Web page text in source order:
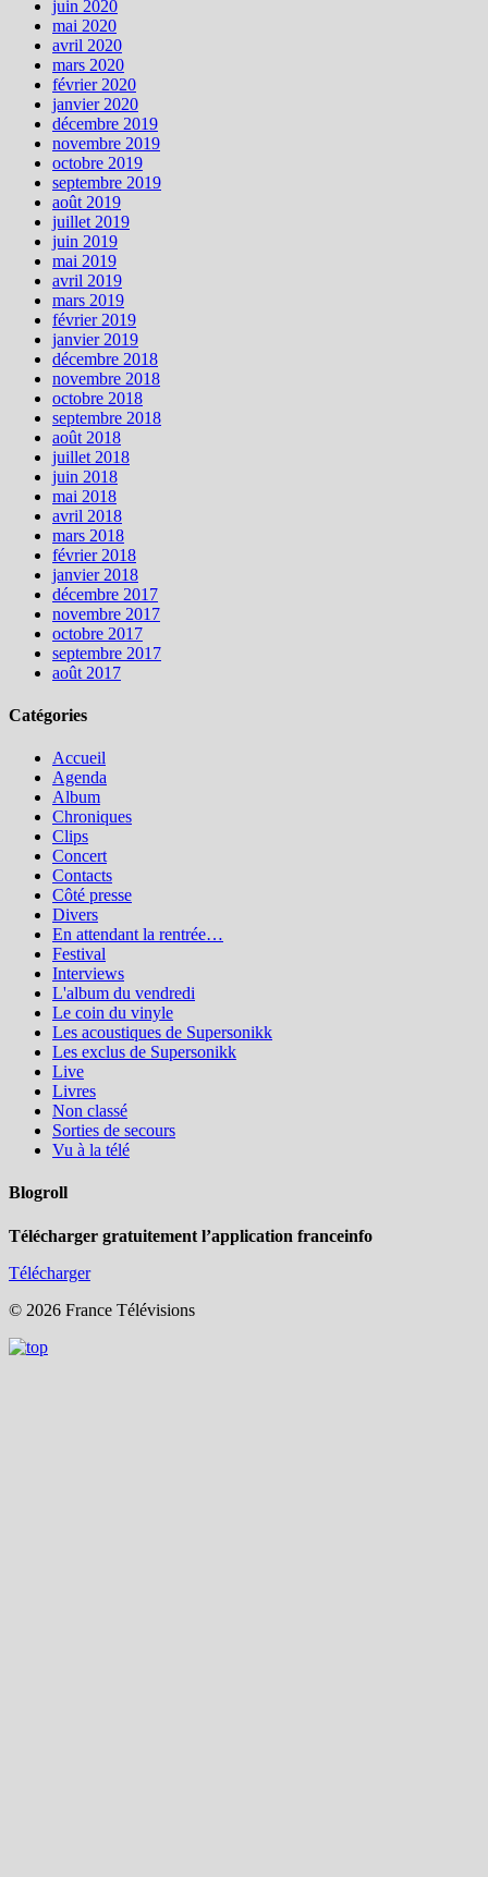
juin 2020
mai 2020
avril 2020
mars 2020
février 2020
janvier 2020
décembre 2019
novembre 2019
octobre 2019
septembre 2019
août 2019
juillet 2019
juin 2019
mai 2019
avril 2019
mars 2019
février 2019
janvier 2019
décembre 2018
novembre 2018
octobre 2018
septembre 2018
août 2018
juillet 2018
juin 2018
mai 2018
avril 2018
mars 2018
février 2018
janvier 2018
décembre 2017
novembre 2017
octobre 2017
septembre 2017
août 2017
Catégories
Accueil
Agenda
Album
Chroniques
Clips
Concert
Contacts
Côté presse
Divers
En attendant la rentrée…
Festival
Interviews
L'album du vendredi
Le coin du vinyle
Les acoustiques de Supersonikk
Les exclus de Supersonikk
Live
Livres
Non classé
Sorties de secours
Vu à la télé
Blogroll
Télécharger gratuitement l’application franceinfo
Télécharger
© 2026 France Télévisions